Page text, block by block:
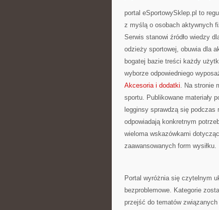
portal eSportowySklep.pl to
z myślą o osobach aktywnych
Serwis stanowi źródło wiedzy
odzieży sportowej, obuwia dla
bogatej bazie treści każdy
wyborze odpowiedniego
Akcesoria i dodatki. Na stronie
sportu. Publikowane materiały
legginsy sprawdzą się
odpowiadają konkretnym
wieloma wskazówkami
zaawansowanych form wysiłku.
Portal wyróżnia się czytelnym
bezproblemowe. Kategorie
przejść do tematów